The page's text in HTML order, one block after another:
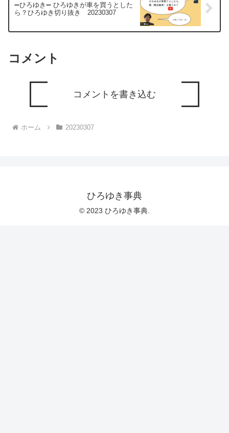
➖ひろゆき➖ ひろゆきが車を買うとした
ら？ひろゆき切り抜き 20230307
コメント
コメントを書き込む
ホーム 20230307
ひろゆき事典
© 2023 ひろゆき事典.